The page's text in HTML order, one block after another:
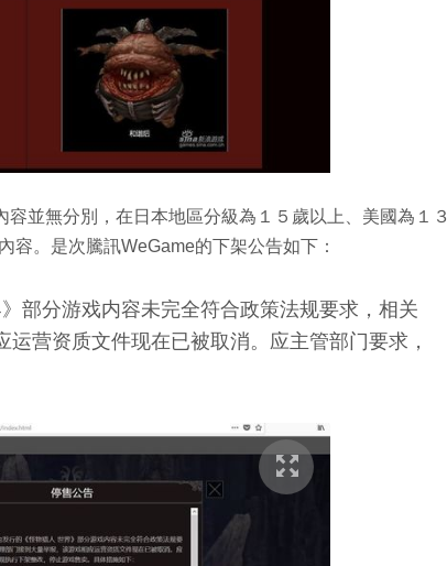
並無分別，在日本地區分級為１５歲以上、美國為１３
容。是次騰訊WeGame的下架公告如下：
部分游戏内容未完全符合政策法规要求，相关
营资质文件现在已被取消。应主管部门要求，